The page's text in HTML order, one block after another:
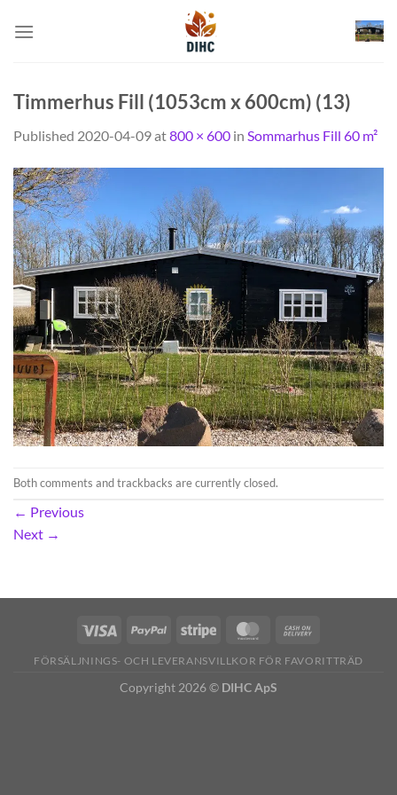
Timmerhus Fill (1053cm x 600cm) (13)
Published 2020-04-09at800 × 600 in Sommarhus Fill 60 m²
Both comments and trackbacks are currently closed.
← Previous
Next →
FÖRSÄLJNINGS- OCH LEVERANSVILLKOR FÖR FAVORITTRÄD
Copyright 2026 © DIHC ApS